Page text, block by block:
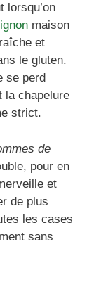
maison
et
le gluten.
se perd
la chapelure
strict.
de
pour en
et
de plus
les cases
sans